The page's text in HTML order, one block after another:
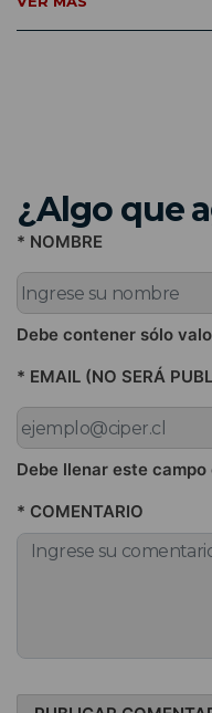
¿Algo que
* NOMBRE
Debe contener sólo
* EMAIL (NO SERÁ
Debe llenar este
* COMENTARIO